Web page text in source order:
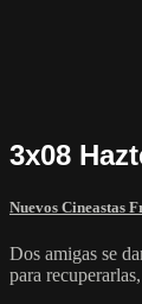
3x08
Nuevos Cineastas
Dos amigas se
para